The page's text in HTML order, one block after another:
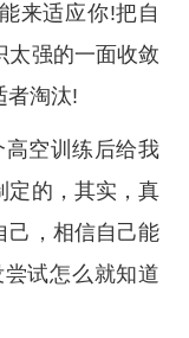
来适应你!把自
太强的一面收敛
者淘汰!
空训练后给我
定的，其实，真
己，相信自己能
试怎么就知道